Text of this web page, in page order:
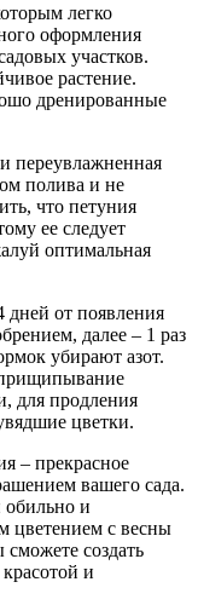
легко
оформления
участков.
растение.
дренированные
переувлажненная
полива и не
что петуния
ее следует
оптимальная
дней от появления
далее – 1 раз
убирают азот.
для продления
цветки.
– прекрасное
вашего сада.
обильно и
цветением с весны
создать
и